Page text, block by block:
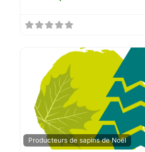
Producteurs de sapins de Noël